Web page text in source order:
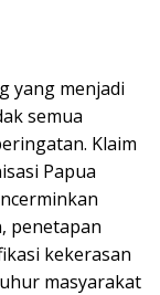
yang menjadi
semua
Klaim
Papua
penetapan
kekerasan
masyarakat